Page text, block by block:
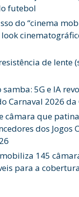
futebol
do “cinema
look
de lente
samba: 5G e IA
Carnaval 2026 da
câmara que
dos Jogos
145
para a